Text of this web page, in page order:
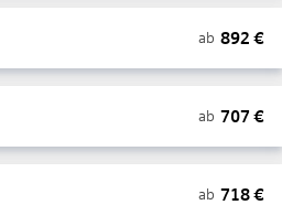
ab 892 €
ab 707 €
ab 718€